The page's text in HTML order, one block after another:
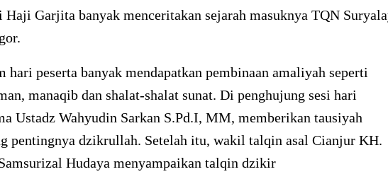
Haji Garjita banyak menceritakan sejarah masuknya TQN
hari peserta banyak mendapatkan pembinaan amaliyah seperti
manaqib dan shalat-shalat sunat. Di penghujung sesi hari
Ustadz Wahyudin Sarkan S.Pd.I, MM, memberikan tausiyah
pentingnya dzikrullah. Setelah itu, wakil talqin asal Cianjur KH.
Hudaya menyampaikan talqin dzikir